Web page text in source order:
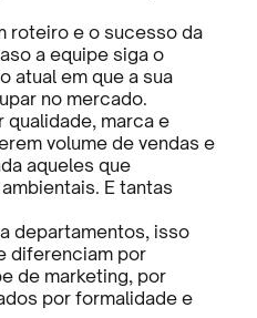
roteiro e o sucesso da
a equipe siga o
atual em que a sua
no mercado.
marca e
volume de vendas e
aqueles que
E tantas
departamentos, isso
diferenciam por
de marketing, por
por formalidade e